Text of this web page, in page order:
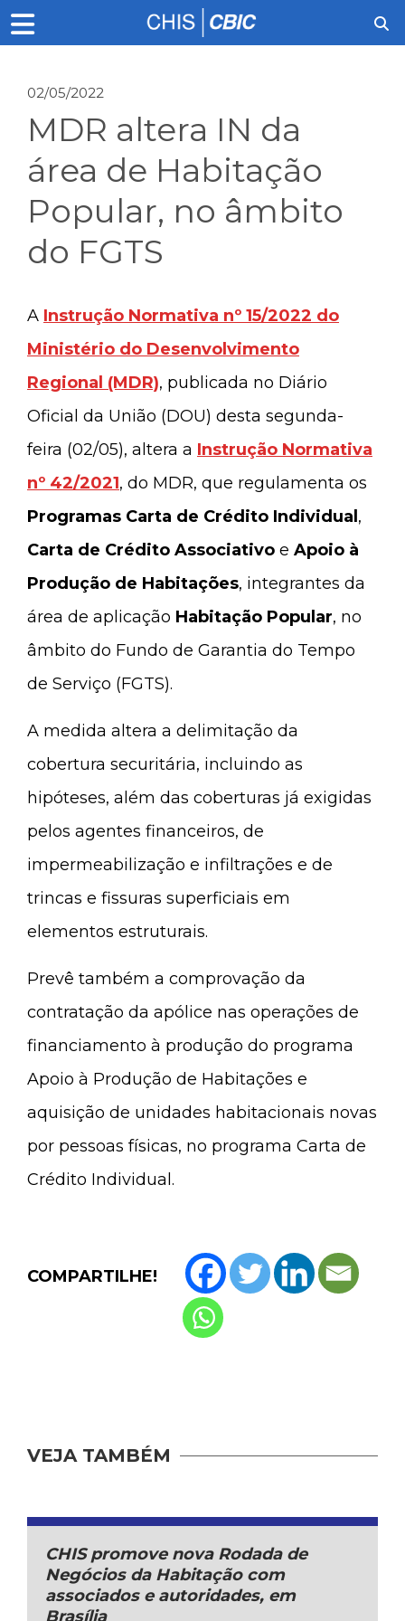
02/05/2022
MDR altera IN da
área de Habitação
Popular, no âmbito
do FGTS
A Instrução Normativa nº 15/2022 do
Ministério do Desenvolvimento
Regional (MDR), publicada no Diário
Oficial da União (DOU) desta segunda-
feira (02/05), altera a Instrução Normativa
nº 42/2021, do MDR, que regulamenta os
Programas Carta de Crédito Individual ,
Carta de Crédito Associativo e Apoio à
Produção de Habitações, integrantes da
área de aplicação Habitação Popular, no
âmbito do Fundo de Garantia do Tempo
de Serviço (FGTS).
A medida altera a delimitação da
cobertura securitária, incluindo as
hipóteses, além das coberturas já exigidas
pelos agentes financeiros, de
impermeabilização e infiltrações e de
trincas e fissuras superficiais em
elementos estruturais.
Prevê também a comprovação da
contratação da apólice nas operações de
financiamento à produção do programa
Apoio à Produção de Habitações e
aquisição de unidades habitacionais novas
por pessoas físicas, no programa Carta de
Crédito Individual.
COMPARTILHE!
VEJA TAMBÉM
CHIS promove nova Rodada de
Negócios da Habitação com
associados e autoridades, em
Brasília